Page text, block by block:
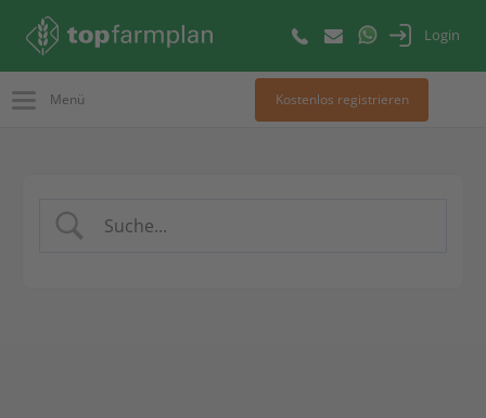
Login
Menü Kostenlos registrieren